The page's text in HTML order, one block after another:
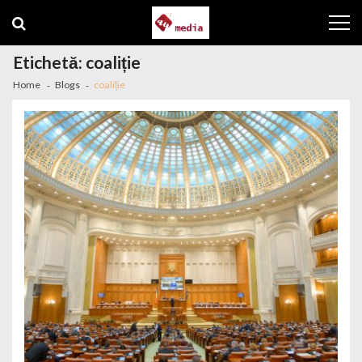
Etichetă: coaliție
Home Blogs coaliție